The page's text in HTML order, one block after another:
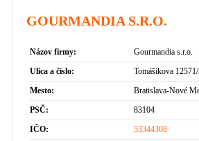
GOURMANDIA S.R.O.
Názov firmy:
Gourmandia s.r.o.
Ulica a číslo:
Tomášikova
Mesto:
Bratislava-Nové
PSČ:
83104
IČO:
53344308